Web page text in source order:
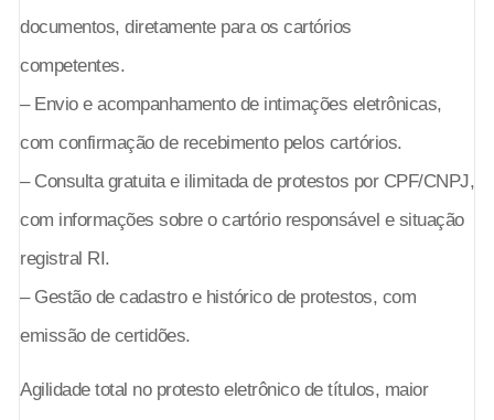
documentos, diretamente para os cartórios
competentes.
– Envio e acompanhamento de intimações eletrônicas,
com confirmação de recebimento pelos cartórios.
– Consulta gratuita e ilimitada de protestos por CPF/CNPJ,
com informações sobre o cartório responsável e situação
registral RI.
– Gestão de cadastro e histórico de protestos, com
emissão de certidões.
Agilidade total no protesto eletrônico de títulos, maior